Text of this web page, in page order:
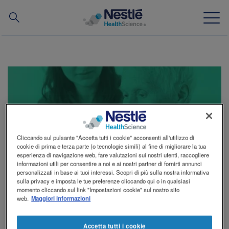
cercato
La nostra esperienza
I Nostri Brand
Il nostro team
Partnership e investimenti chiave
News
Se lo specialista disfagia di 2° livello significa che
la tua capacità di masticazione è ridotta e la
deglutizione fortemente compromessa
Se lo specialista disfagia di 2° livellosignifica che la tua
capacità di masticazione è ridotta e la
fortemente compromessa, perciò devi assumere
consistenza cremosa, evitando cibi a pezzi e
Cliccando sul pulsante "Accetta tutti i cookie" acconsenti all'utilizzo di
cookie di prima e terza parte (o tecnologie simili) al fine di migliorare la tua
esperienza di navigazione web, fare valutazioni sui nostri utenti, raccogliere
informazioni utili per consentire a noi e ai nostri partner di fornirti annunci
personalizzati in base ai tuoi interessi. Scopri di più sulla nostra informativa
sulla privacy e imposta le tue preferenze cliccando qui o in qualsiasi
momento cliccando sul link "Impostazioni cookie" sul nostro sito
web. Maggiori informazioni
Accetta tutti i cookie